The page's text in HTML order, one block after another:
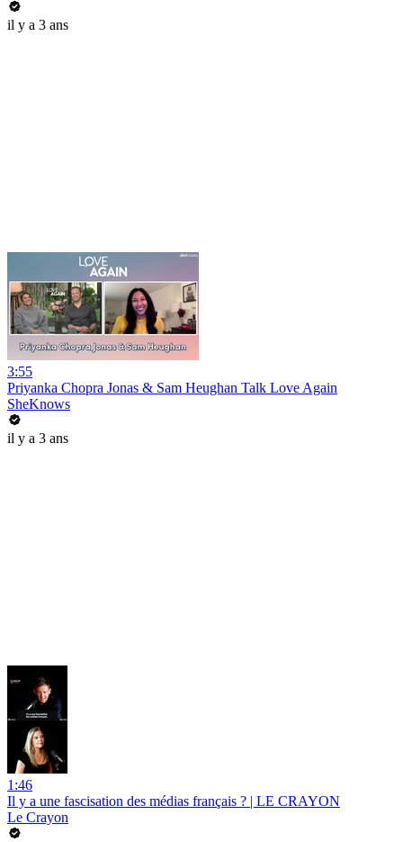
il y a 3 ans
3:55
Priyanka Chopra Jonas & Sam Heughan Talk Love Again
SheKnows
il y a 3 ans
1:46
Il y a une fascisation des médias français ? | LE CRAYON
Le Crayon